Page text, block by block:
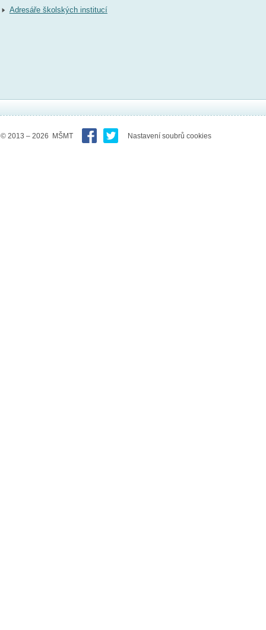
Adresáře školských institucí
© 2013 – 2026 MŠMT Nastavení soubrů cookies